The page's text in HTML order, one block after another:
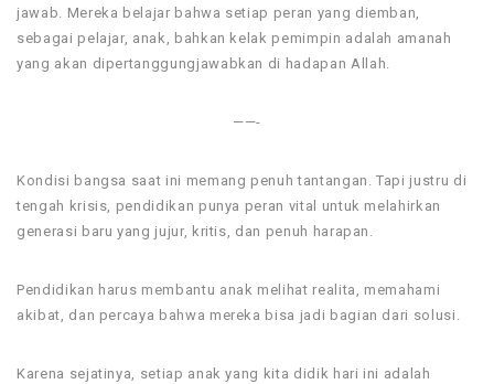
jawab. Mereka belajar bahwa setiap peran yang diemban,
sebagai pelajar, anak, bahkan kelak pemimpin adalah amanah
yang akan dipertanggungjawabkan di hadapan Allah.
——-
Kondisi bangsa saat ini memang penuh tantangan. Tapi justru di
tengah krisis, pendidikan punya peran vital untuk melahirkan
generasi baru yang jujur, kritis, dan penuh harapan.
Pendidikan harus membantu anak melihat realita, memahami
akibat, dan percaya bahwa mereka bisa jadi bagian dari solusi.
Karena sejatinya, setiap anak yang kita didik hari ini adalah